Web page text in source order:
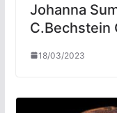
Johanna
C.Bechstein
18/03/2023